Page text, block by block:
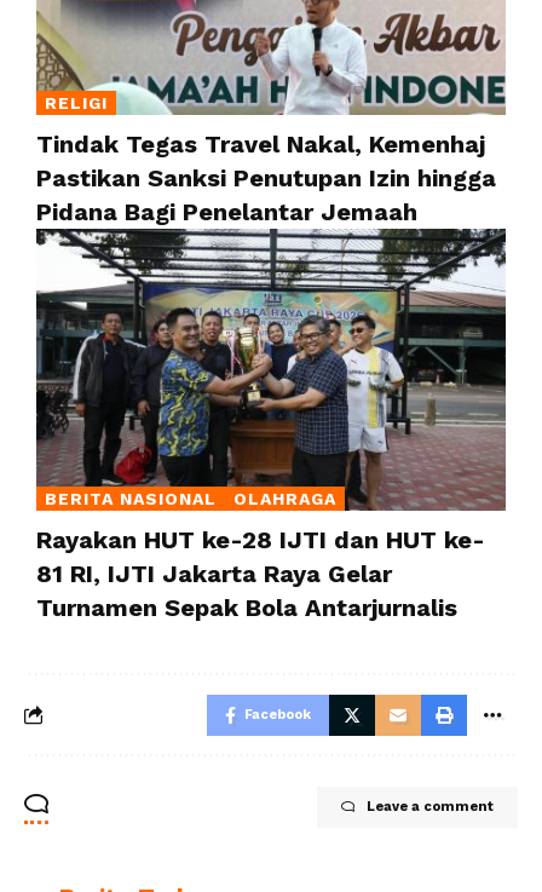
RELIGI
Tindak Tegas Travel Nakal, Kemenhaj
Pastikan Sanksi Penutupan Izin hingga
Pidana Bagi Penelantar Jemaah
BERITA NASIONAL OLAHRAGA
Rayakan HUT ke-28 IJTI dan HUT ke-
81 RI, IJTI Jakarta Raya Gelar
Turnamen Sepak Bola Antarjurnalis
Facebook
Leave a comment